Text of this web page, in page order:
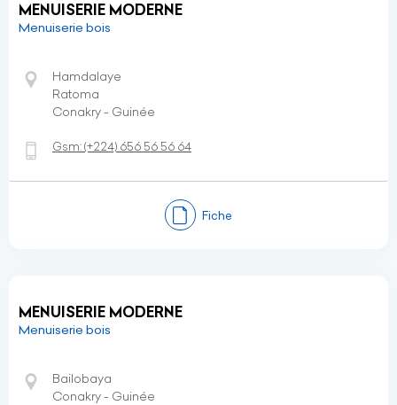
MENUISERIE MODERNE
Menuiserie bois
Hamdalaye
Ratoma
Conakry - Guinée
Gsm:(+224) 656 56 56 64
Fiche
MENUISERIE MODERNE
Menuiserie bois
Bailobaya
Conakry - Guinée